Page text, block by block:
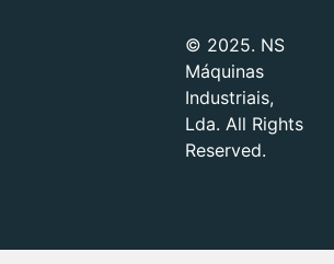
© 2025. NS
Máquinas
Industriais,
Lda. All Rights
Reserved.